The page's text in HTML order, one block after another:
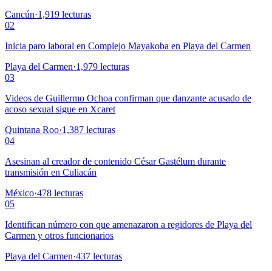
Cancún·1,919 lecturas
02
Inicia paro laboral en Complejo Mayakoba en Playa del Carmen
Playa del Carmen·1,979 lecturas
03
Videos de Guillermo Ochoa confirman que danzante acusado de
acoso sexual sigue en Xcaret
Quintana Roo·1,387 lecturas
04
Asesinan al creador de contenido César Gastélum durante
transmisión en Culiacán
México·478 lecturas
05
Identifican número con que amenazaron a regidores de Playa del
Carmen y otros funcionarios
Playa del Carmen·437 lecturas